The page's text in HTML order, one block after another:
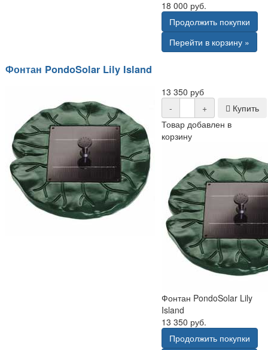
18 000 руб.
Продолжить покупки
Перейти в корзину »
Фонтан PondoSolar Lily Island
13 350 руб
-
+
Купить
Товар добавлен в
корзину
Фонтан PondoSolar Lily
Island
13 350 руб.
Продолжить покупки